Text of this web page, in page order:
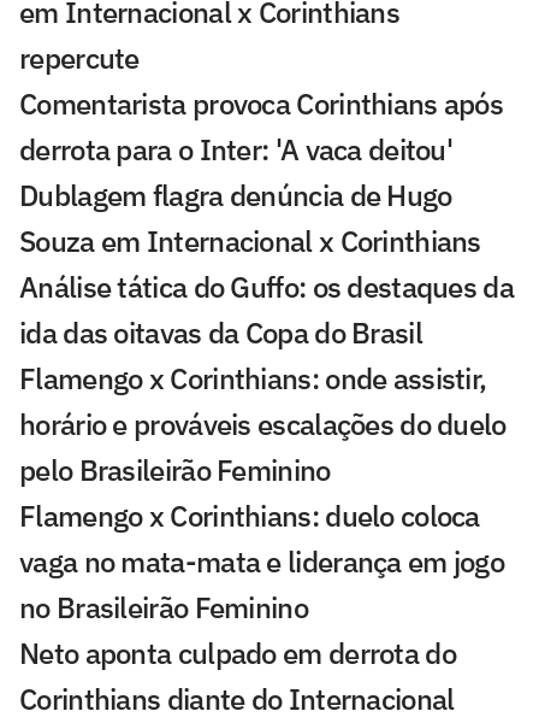
em Internacional x Corinthians
repercute
Comentarista provoca Corinthians após
derrota para o Inter: 'A vaca deitou'
Dublagem flagra denúncia de Hugo
Souza em Internacional x Corinthians
Análise tática do Guffo: os destaques da
ida das oitavas da Copa do Brasil
Flamengo x Corinthians: onde assistir,
horário e prováveis escalações do duelo
pelo Brasileirão Feminino
Flamengo x Corinthians: duelo coloca
vaga no mata-mata e liderança em jogo
no Brasileirão Feminino
Neto aponta culpado em derrota do
Corinthians diante do Internacional